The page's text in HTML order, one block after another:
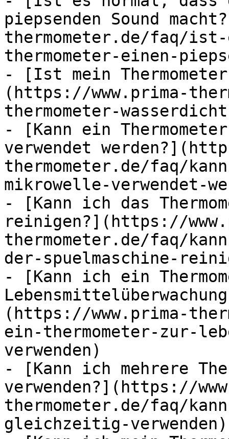
piepsenden Sound
thermometer.de/faq/ist-
thermometer-einen-
- [Ist mein
(https://www.prima-
thermometer-
- [Kann ein
verwendet
thermometer.de/faq/
mikrowelle-verwendet-
- [Kann ich das
reinigen?](https://
thermometer.de/faq/
der-spuelmaschine-
- [Kann ich ein
(https://www.prima-
ein-thermometer-zur-
verwenden)
- [Kann ich mehrere
verwenden?](https://
thermometer.de/faq/
gleichzeitig-verwenden)